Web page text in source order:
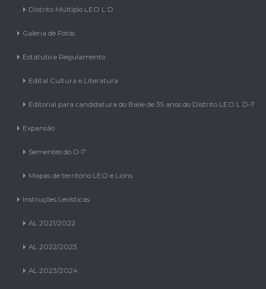
Distrito Múltiplo LEO L D
Galeria de Fotos
Estatuto e Regulamento
Edital Cultura e Literatura
Editorial para candidatura do Baile de 35 anos do Distrito LEO L D-7
Expansão
Sementes do D-7
Mapas de território LEO e Lions
Instruções Leoísticas
AL 2021/2022
AL 2022/2023
AL 2023/2024